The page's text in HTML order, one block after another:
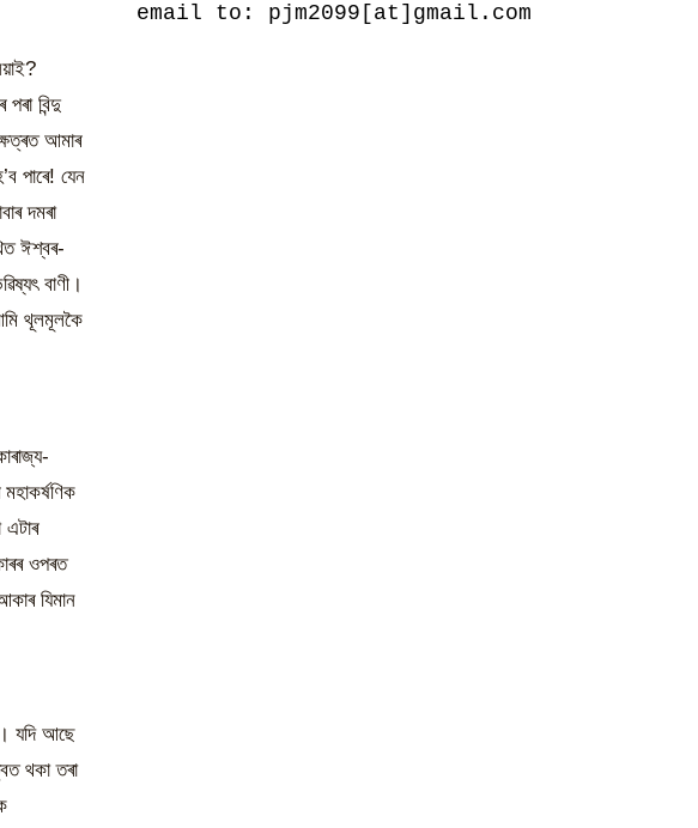
বিন্দু
আমাৰ
পাৰে! যেন
দমৰা
ঈশ্বৰ-
বাণী।
থূলমূলকৈ
এটাৰ
ওপৰত
যিমান
যদি আছে
থকা তৰা
email to: pjm2099[at]gmail.com